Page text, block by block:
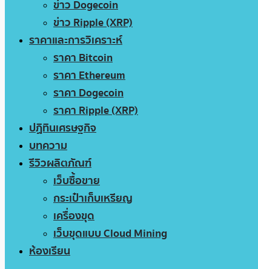
ข่าว Dogecoin
ข่าว Ripple (XRP)
ราคาและการวิเคราะห์
ราคา Bitcoin
ราคา Ethereum
ราคา Dogecoin
ราคา Ripple (XRP)
ปฏิทินเศรษฐกิจ
บทความ
รีวิวผลิตภัณฑ์
เว็บซื้อขาย
กระเป๋าเก็บเหรียญ
เครื่องขุด
เว็บขุดแบบ Cloud Mining
ห้องเรียน